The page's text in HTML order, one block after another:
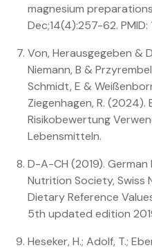
magnesium
Dec;14(4):257-62. PMID:
Von, Herausgegeben &
Niemann, B &
Schmidt, E &
Ziegenhagen, R.
Risikobewertung
Lebensmitteln.
D-A-CH (2019).
Nutrition Society, Swiss
Dietary Reference
5th updated edition
Heseker, H.; Adolf, T.;